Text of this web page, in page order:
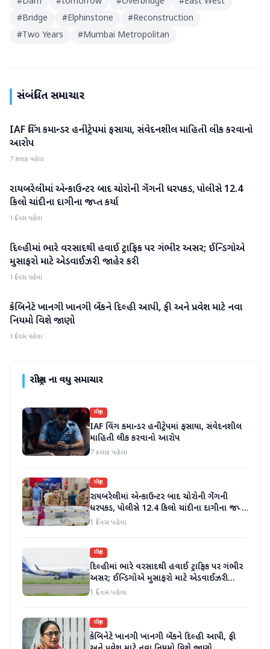
#Bridge #Elphinstone #Reconstruction
#Two Years #Mumbai Metropolitan
સંબંધિત સમાચાર
રાષ્ટ્રીય
IAF વિંગ કમાન્ડર હનીટ્રેપમાં ફસાયા, સંવેદનશીલ માહિતી લીક કરવાનો
આરોપ
7 કલાક પહેલા
રાષ્ટ્રીય
રાયબરેલીમાં એન્કાઉન્ટર બાદ ચોરોની ગેંગની ધરપકડ, પોલીસે 12.4
કિલો ચાંદીના દાગીના જપ્ત કર્યા
1 દિવસ પહેલા
રાષ્ટ્રીય
દિલ્હીમાં ભારે વરસાદથી હવાઈ ટ્રાફિક પર ગંભીર અસર; ઈન્ડિગોએ
મુસાફરો માટે એડવાઈઝરી જાહેર કરી
1 દિવસ પહેલા
રાષ્ટ્રીય
કેબિનેટે ખાનગી ખાનગી બેંકને દિલ્હી આપી, ફી અને પ્રવેશ માટે નવા
નિયમો વિશે જાણો
1 દિવસ પહેલા
રાષ્ટ્રીયના વધુ સમાચાર
રાષ્ટ્રીય
IAF વિંગ કમાન્ડર હનીટ્રેપમાં ફસાયા, સંવેદનશીલ
માહિતી લીક કરવાનો આરોપ
7 કલાક પહેલા
રાષ્ટ્રીય
રાયબરેલીમાં એન્કાઉન્ટર બાદ ચોરોની ગેંગની
ધરપકડ, પોલીસે 12.4 કિલો ચાંદીના દાગીના જપ્ત
કર્યા
1 દિવસ પહેલા
રાષ્ટ્રીય
દિલ્હીમાં ભારે વરસાદથી હવાઈ ટ્રાફિક પર ગંભીર
અસર; ઈન્ડિગોએ મુસાફરો માટે એડવાઈઝરી
જાહેર કરી
1 દિવસ પહેલા
રાષ્ટ્રીય
કેબિનેટે ખાનગી ખાનગી બેંકને દિલ્હી આપી, ફી